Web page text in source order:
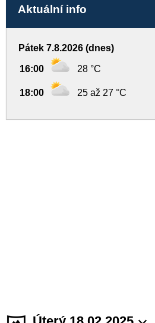
Aktuální info
Pátek 7.8.2026 (dnes)
16:00 28 °C
18:00 25 až 27 °C